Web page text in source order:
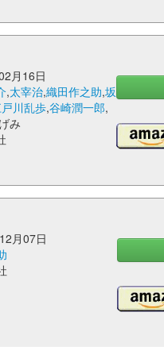
月16日
,太宰治,織田作之助,坂
川乱歩,谷崎潤一郎,
み
月07日